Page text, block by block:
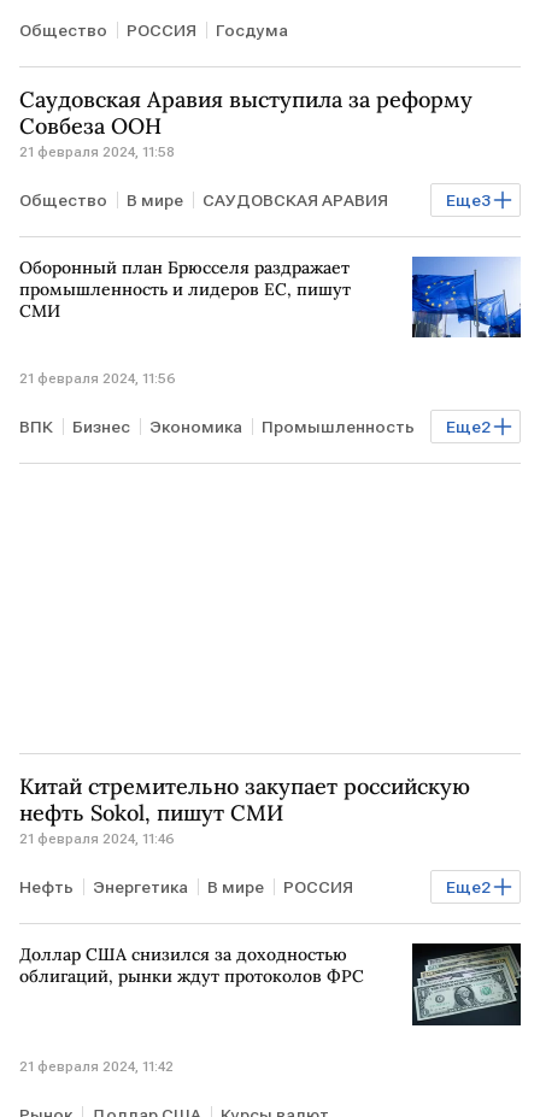
Общество РОССИЯ Госдума
Саудовская Аравия выступила за реформу
Совбеза ООН
21 февраля 2024, 11:58
Еще3
Общество В мире САУДОВСКАЯ АРАВИЯ
ГАЗА США Совбез ООН
Оборонный план Брюсселя раздражает
промышленность и лидеров ЕС, пишут
СМИ
21 февраля 2024, 11:56
Еще2
ВПК Бизнес Экономика Промышленность
ЕС оборона
Китай стремительно закупает российскую
нефть Sokol, пишут СМИ
21 февраля 2024, 11:46
Еще2
Нефть Энергетика В мире РОССИЯ
ИНДИЯ КИТАЙ
Доллар США снизился за доходностью
облигаций, рынки ждут протоколов ФРС
21 февраля 2024, 11:42